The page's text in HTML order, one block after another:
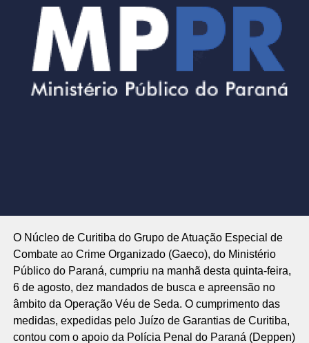
O Núcleo de Curitiba do Grupo de Atuação Especial de
Combate ao Crime Organizado (Gaeco), do Ministério
Público do Paraná, cumpriu na manhã desta quinta-feira,
6 de agosto, dez mandados de busca e apreensão no
âmbito da Operação Véu de Seda. O cumprimento das
medidas, expedidas pelo Juízo de Garantias de Curitiba,
contou com o apoio da Polícia Penal do Paraná (Deppen)